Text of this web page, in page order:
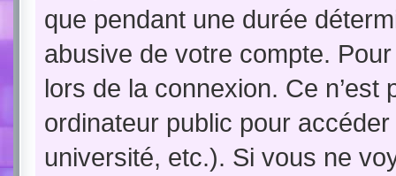
que pendant une durée
abusive de votre compte.
lors de la connexion. Ce
ordinateur public pour
université, etc.). Si vous ne